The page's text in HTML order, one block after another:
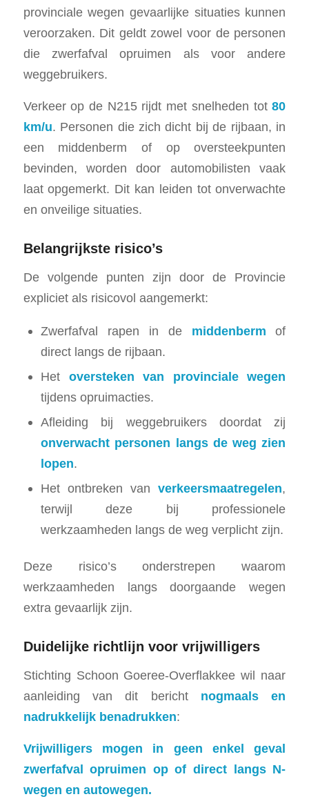
provinciale wegen gevaarlijke situaties kunnen
veroorzaken. Dit geldt zowel voor de personen
die zwerfafval opruimen als voor andere
weggebruikers.
Verkeer op de N215 rijdt met snelheden tot80
km/u. Personen die zich dicht bij de rijbaan, in
een middenberm of op oversteekpunten
bevinden, worden door automobilisten vaak
laat opgemerkt. Dit kan leiden tot onverwachte
en onveilige situaties.
Belangrijkste risico’s
De volgende punten zijn door de Provincie
expliciet als risicovol aangemerkt:
Zwerfafval rapen in de middenberm of
direct langs de rijbaan.
Het oversteken van provinciale wegen
tijdens opruimacties.
Afleiding bij weggebruikers doordat zij
onverwacht personen langs de weg zien
lopen.
Het ontbreken vanverkeersmaatregelen,
terwijl deze bij professionele
werkzaamheden langs de weg verplicht zijn.
Deze risico’s onderstrepen waarom
werkzaamheden langs doorgaande wegen
extra gevaarlijk zijn.
Duidelijke richtlijn voor vrijwilligers
Stichting Schoon Goeree-Overflakkee wil naar
aanleiding van dit bericht nogmaals en
nadrukkelijk benadrukken:
Vrijwilligers mogen in geen enkel geval
zwerfafval opruimen op of direct langs N-
wegen en autowegen.